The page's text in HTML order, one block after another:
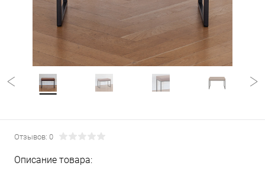
Отзывов: 0
Описание товара: